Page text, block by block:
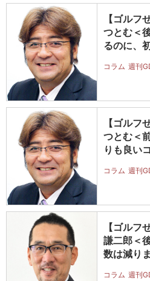
【ゴルフ
つとむ＜
るのに、
コラム 週刊
【ゴルフ
つとむ＜
りも良い
コラム 週刊
【ゴルフ
謙二郎＜
数は減り
コラム 週刊